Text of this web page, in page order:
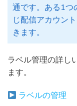
通です。ある1つ
じ配信アカウン
きます。
ラベル管理の詳し
ます。
ラベルの管理